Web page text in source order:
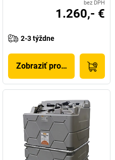
bez DPH
1.260,- €
2-3 týždne
Zobraziť produkt